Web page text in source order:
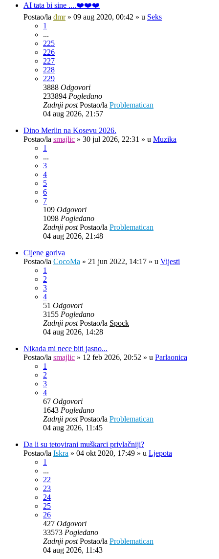
AI tata bi sine ....❤️❤️❤️
Postao/la dmr» 09 aug 2020, 00:42 » u Seks
1
...
225
226
227
228
229
3888 Odgovori
233894 Pogledano
Zadnji postPostao/la Problematican
04 aug 2026, 21:57
Dino Merlin na Kosevu 2026.
Postao/la smajlic » 30 jul 2026, 22:31 » u Muzika
1
...
3
4
5
6
7
109 Odgovori
1098 Pogledano
Zadnji postPostao/la Problematican
04 aug 2026, 21:48
Cijene goriva
Postao/la CocoMa » 21 jun 2022, 14:17 » u Vijesti
1
2
3
4
51 Odgovori
3155 Pogledano
Zadnji postPostao/la Spock
04 aug 2026, 14:28
Nikada mi nece biti jasno...
Postao/la smajlic » 12 feb 2026, 20:52 » u Parlaonica
1
2
3
4
67 Odgovori
1643 Pogledano
Zadnji postPostao/la Problematican
04 aug 2026, 11:45
Da li su tetovirani muškarci privlačniji?
Postao/la Iskra » 04 okt 2020, 17:49 » u Ljepota
1
...
22
23
24
25
26
427 Odgovori
33573 Pogledano
Zadnji postPostao/la Problematican
04 aug 2026, 11:43